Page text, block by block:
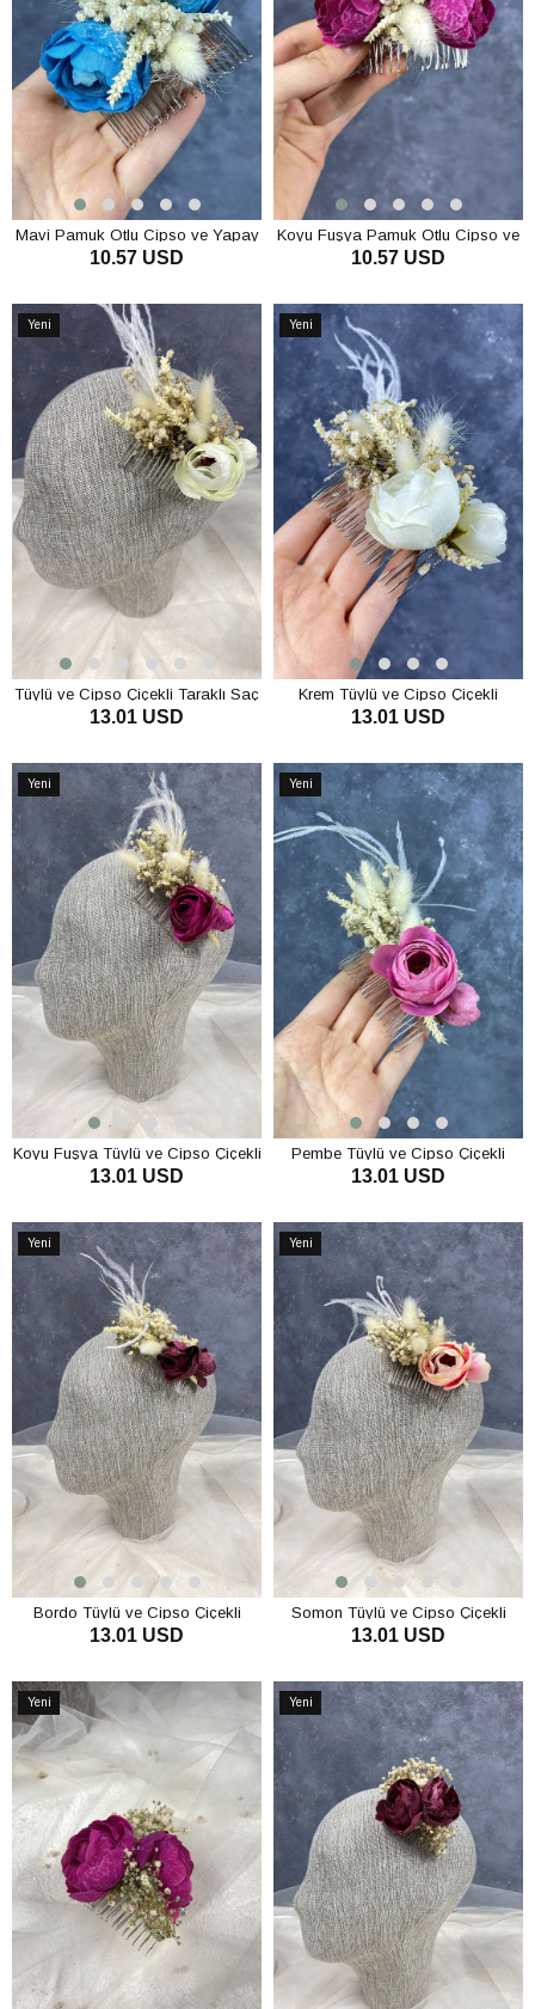
Mavi Pamuk Otlu Cipso ve Yapay
Çiçek Taraklı Saç Tokası Aksesuar
10.57 USD
Koyu Fuşya Pamuk Otlu Cipso ve
Yapay Çiçek Taraklı Saç Tokası
10.57 USD
Yeni
Tüylü ve Cipso Çiçekli Taraklı Saç
Aksesuarı
13.01 USD
Yeni
Ürün
Krem Tüylü ve Cipso Çiçekli
Taraklı Saç Aksesuarı
13.01 USD
Yeni
Koyu Fuşya Tüylü ve Cipso Çiçekli
Taraklı Saç Aksesuarı
13.01 USD
Yeni
Ürün
Pembe Tüylü ve Cipso Çiçekli
Taraklı Saç Aksesuarı
13.01 USD
Yeni
Ürün
Bordo Tüylü ve Cipso Çiçekli
Taraklı Saç Aksesuarı
13.01 USD
Yeni
Somon Tüylü ve Cipso Çiçekli
Taraklı Saç Aksesuarı
13.01 USD
Yeni
Ürün
Yeni
Ürün